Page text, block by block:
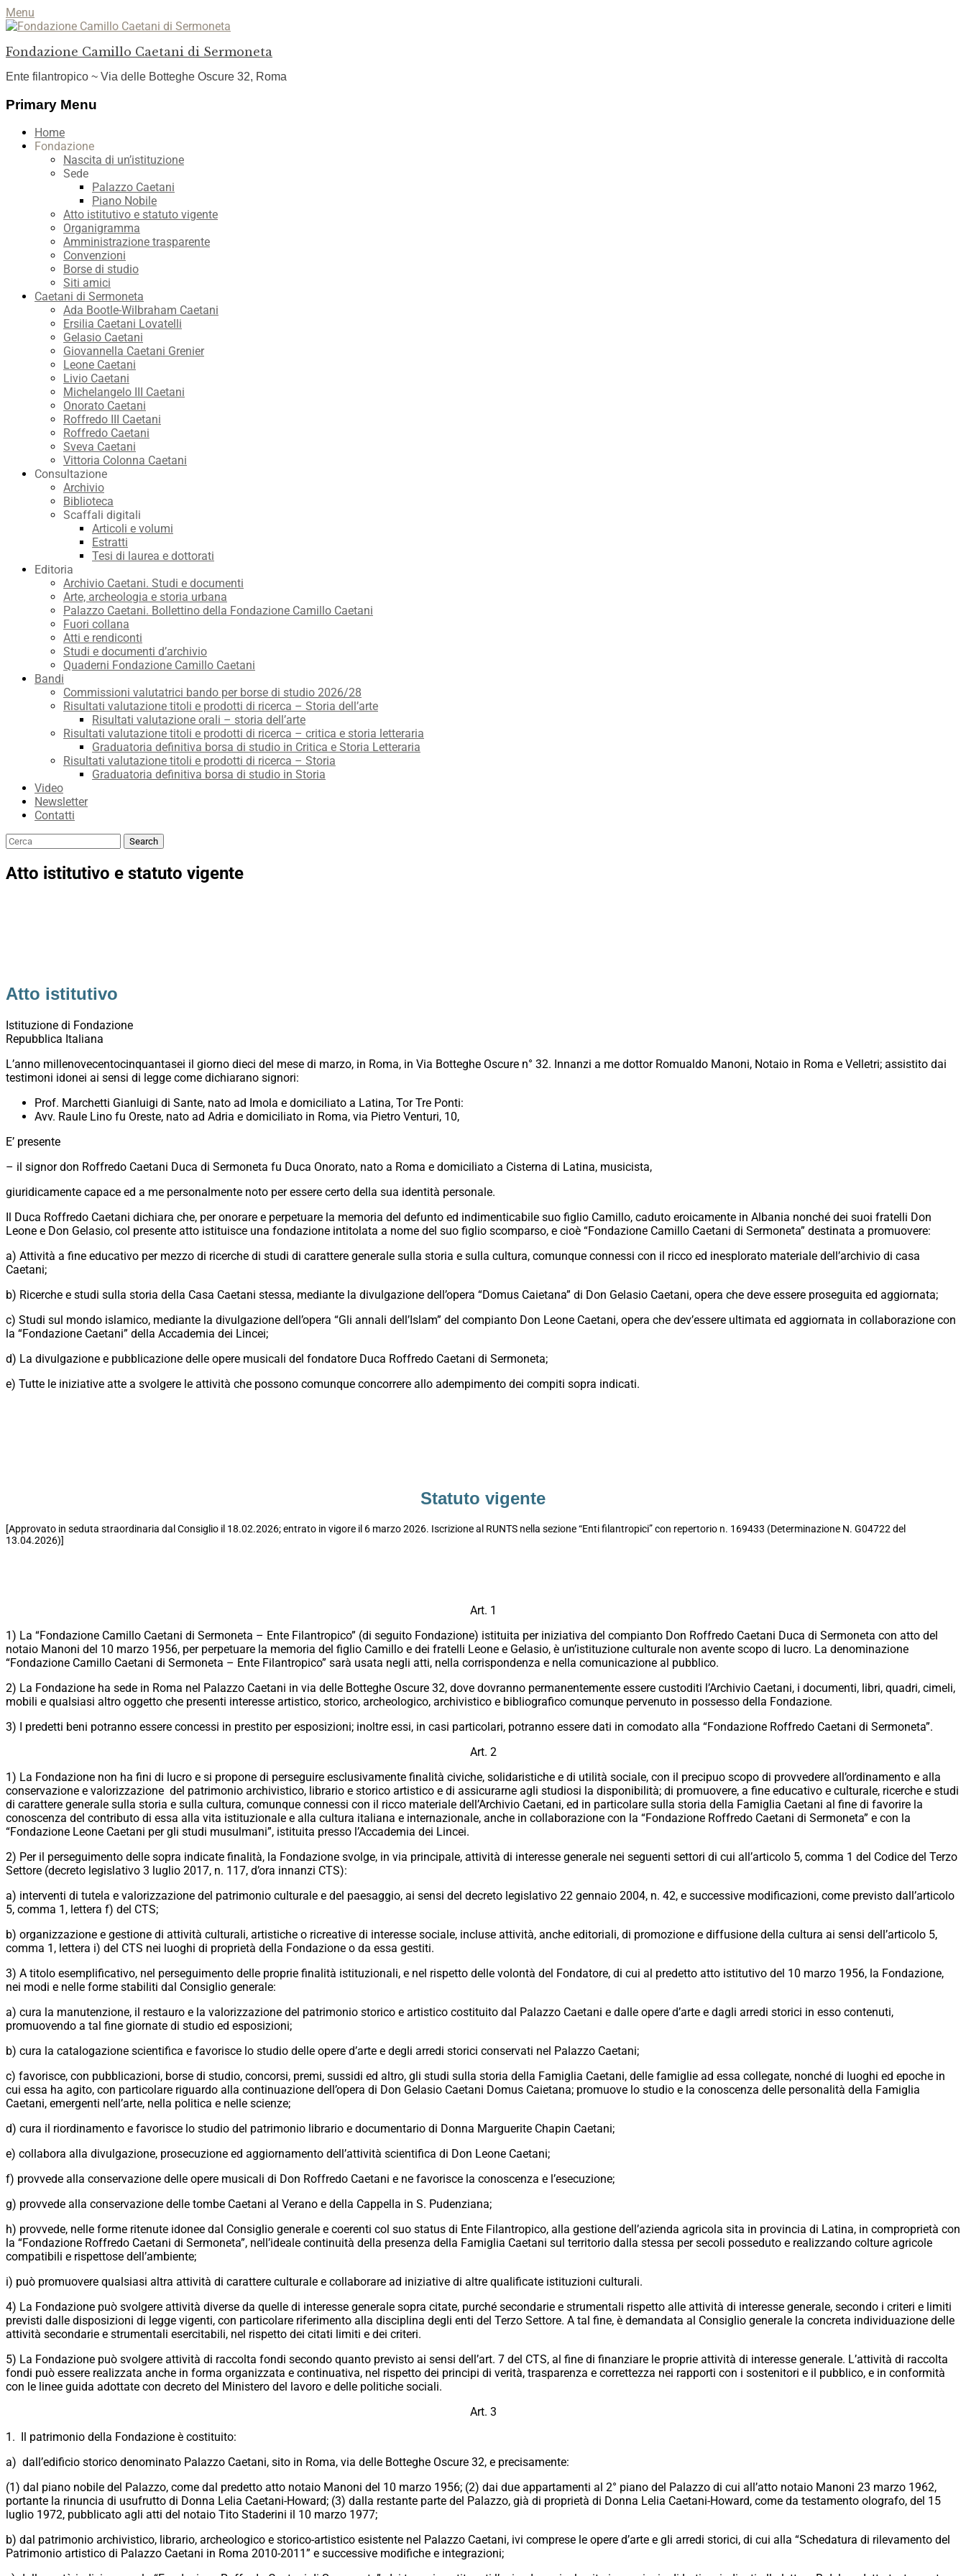
Menu
Fondazione Camillo Caetani di Sermoneta
Ente filantropico ~ Via delle Botteghe Oscure 32, Roma
Facebook
YouTube
Instagram
Primary Menu
Skip
Home
Fondazione
Nascita di un’istituzione
Sede
Palazzo Caetani
Piano Nobile
Atto istitutivo e statuto vigente
Organigramma
Amministrazione trasparente
Convenzioni
Borse di studio
Siti amici
Caetani di Sermoneta
Ada Bootle-Wilbraham Caetani
Ersilia Caetani Lovatelli
Gelasio Caetani
Giovannella Caetani Grenier
Leone Caetani
Livio Caetani
Michelangelo III Caetani
Onorato Caetani
Roffredo III Caetani
Roffredo Caetani
Sveva Caetani
Vittoria Colonna Caetani
Consultazione
Archivio
Biblioteca
Scaffali digitali
Articoli e volumi
Estratti
Tesi di laurea e dottorati
Editoria
Archivio Caetani. Studi e documenti
Arte, archeologia e storia urbana
Palazzo Caetani. Bollettino della Fondazione Camillo Caetani
Fuori collana
Atti e rendiconti
Studi e documenti d’archivio
Quaderni Fondazione Camillo Caetani
Bandi
Commissioni valutatrici bando per borse di studio 2026/28
Risultati valutazione titoli e prodotti di ricerca – Storia dell’arte
Risultati valutazione orali – storia dell’arte
Risultati valutazione titoli e prodotti di ricerca – critica e storia letteraria
Graduatoria definitiva borsa di studio in Critica e Storia Letteraria
Risultati valutazione titoli e prodotti di ricerca – Storia
Graduatoria definitiva borsa di studio in Storia
Video
Newsletter
Contatti
Search
Search
Atto istitutivo e statuto vigente
Atto istitutivo
Istituzione di Fondazione
Repubblica Italiana
L’anno millenovecentocinquantasei il giorno dieci del mese di marzo, in Roma, in Via Botteghe Oscure n° 32. Innanzi a me dottor Romualdo Manoni, Notaio in Roma e Velletri; assistito dai
testimoni idonei ai sensi di legge come dichiarano signori:
Prof. Marchetti Gianluigi di Sante, nato ad Imola e domiciliato a Latina, Tor Tre Ponti:
Avv. Raule Lino fu Oreste, nato ad Adria e domiciliato in Roma, via Pietro Venturi, 10,
E’ presente
– il signor don Roffredo Caetani Duca di Sermoneta fu Duca Onorato, nato a Roma e domiciliato a Cisterna di Latina, musicista,
giuridicamente capace ed a me personalmente noto per essere certo della sua identità personale.
Il Duca Roffredo Caetani dichiara che, per onorare e perpetuare la memoria del defunto ed indimenticabile suo figlio Camillo, caduto eroicamente in Albania nonché dei suoi fratelli Don
Leone e Don Gelasio, col presente atto istituisce una fondazione intitolata a nome del suo figlio scomparso, e cioè “Fondazione Camillo Caetani di Sermoneta” destinata a promuovere:
a) Attività a fine educativo per mezzo di ricerche di studi di carattere generale sulla storia e sulla cultura, comunque connessi con il ricco ed inesplorato materiale dell’archivio di casa
Caetani;
b) Ricerche e studi sulla storia della Casa Caetani stessa, mediante la divulgazione dell’opera “Domus Caietana” di Don Gelasio Caetani, opera che deve essere proseguita ed aggiornata;
c) Studi sul mondo islamico, mediante la divulgazione dell’opera “Gli annali dell’Islam” del compianto Don Leone Caetani, opera che dev’essere ultimata ed aggiornata in collaborazione con
la “Fondazione Caetani” della Accademia dei Lincei;
d) La divulgazione e pubblicazione delle opere musicali del fondatore Duca Roffredo Caetani di Sermoneta;
e) Tutte le iniziative atte a svolgere le attività che possono comunque concorrere allo adempimento dei compiti sopra indicati.
Statuto vigente
[Approvato in seduta straordinaria dal Consiglio il 18.02.2026; entrato in vigore il 6 marzo 2026. Iscrizione al RUNTS nella sezione “Enti filantropici” con repertorio n. 169433 (Determinazione N. G04722 del
13.04.2026)]
Art. 1
1) La “Fondazione Camillo Caetani di Sermoneta – Ente Filantropico” (di seguito Fondazione) istituita per iniziativa del compianto Don Roffredo Caetani Duca di Sermoneta con atto del
notaio Manoni del 10 marzo 1956, per perpetuare la memoria del figlio Camillo e dei fratelli Leone e Gelasio, è un’istituzione culturale non avente scopo di lucro. La denominazione
“Fondazione Camillo Caetani di Sermoneta – Ente Filantropico” sarà usata negli atti, nella corrispondenza e nella comunicazione al pubblico.
2) La Fondazione ha sede in Roma nel Palazzo Caetani in via delle Botteghe Oscure 32, dove dovranno permanentemente essere custoditi l’Archivio Caetani, i documenti, libri, quadri, cimeli,
mobili e qualsiasi altro oggetto che presenti interesse artistico, storico, archeologico, archivistico e bibliografico comunque pervenuto in possesso della Fondazione.
3) I predetti beni potranno essere concessi in prestito per esposizioni; inoltre essi, in casi particolari, potranno essere dati in comodato alla “Fondazione Roffredo Caetani di Sermoneta”.
Art. 2
1) La Fondazione non ha fini di lucro e si propone di perseguire esclusivamente finalità civiche, solidaristiche e di utilità sociale, con il precipuo scopo di provvedere all’ordinamento e alla
conservazione e valorizzazione del patrimonio archivistico, librario e storico artistico e di assicurarne agli studiosi la disponibilità; di promuovere, a fine educativo e culturale, ricerche e studi
di carattere generale sulla storia e sulla cultura, comunque connessi con il ricco materiale dell’Archivio Caetani, ed in particolare sulla storia della Famiglia Caetani al fine di favorire la
conoscenza del contributo di essa alla vita istituzionale e alla cultura italiana e internazionale, anche in collaborazione con la “Fondazione Roffredo Caetani di Sermoneta” e con la
“Fondazione Leone Caetani per gli studi musulmani”, istituita presso l’Accademia dei Lincei.
2) Per il perseguimento delle sopra indicate finalità, la Fondazione svolge, in via principale, attività di interesse generale nei seguenti settori di cui all’articolo 5, comma 1 del Codice del Terzo
Settore (decreto legislativo 3 luglio 2017, n. 117, d’ora innanzi CTS):
a) interventi di tutela e valorizzazione del patrimonio culturale e del paesaggio, ai sensi del decreto legislativo 22 gennaio 2004, n. 42, e successive modificazioni, come previsto dall’articolo
5, comma 1, lettera f) del CTS;
b) organizzazione e gestione di attività culturali, artistiche o ricreative di interesse sociale, incluse attività, anche editoriali, di promozione e diffusione della cultura ai sensi dell’articolo 5,
comma 1, lettera i) del CTS nei luoghi di proprietà della Fondazione o da essa gestiti.
3) A titolo esemplificativo, nel perseguimento delle proprie finalità istituzionali, e nel rispetto delle volontà del Fondatore, di cui al predetto atto istitutivo del 10 marzo 1956, la Fondazione,
nei modi e nelle forme stabiliti dal Consiglio generale:
a) cura la manutenzione, il restauro e la valorizzazione del patrimonio storico e artistico costituito dal Palazzo Caetani e dalle opere d’arte e dagli arredi storici in esso contenuti,
promuovendo a tal fine giornate di studio ed esposizioni;
b) cura la catalogazione scientifica e favorisce lo studio delle opere d’arte e degli arredi storici conservati nel Palazzo Caetani;
c) favorisce, con pubblicazioni, borse di studio, concorsi, premi, sussidi ed altro, gli studi sulla storia della Famiglia Caetani, delle famiglie ad essa collegate, nonché di luoghi ed epoche in
cui essa ha agito, con particolare riguardo alla continuazione dell’opera di Don Gelasio Caetani Domus Caietana; promuove lo studio e la conoscenza delle personalità della Famiglia
Caetani, emergenti nell’arte, nella politica e nelle scienze;
d) cura il riordinamento e favorisce lo studio del patrimonio librario e documentario di Donna Marguerite Chapin Caetani;
e) collabora alla divulgazione, prosecuzione ed aggiornamento dell’attività scientifica di Don Leone Caetani;
f) provvede alla conservazione delle opere musicali di Don Roffredo Caetani e ne favorisce la conoscenza e l’esecuzione;
g) provvede alla conservazione delle tombe Caetani al Verano e della Cappella in S. Pudenziana;
h) provvede, nelle forme ritenute idonee dal Consiglio generale e coerenti col suo status di Ente Filantropico, alla gestione dell’azienda agricola sita in provincia di Latina, in comproprietà con
la “Fondazione Roffredo Caetani di Sermoneta”, nell’ideale continuità della presenza della Famiglia Caetani sul territorio dalla stessa per secoli posseduto e realizzando colture agricole
compatibili e rispettose dell’ambiente;
i) può promuovere qualsiasi altra attività di carattere culturale e collaborare ad iniziative di altre qualificate istituzioni culturali.
4) La Fondazione può svolgere attività diverse da quelle di interesse generale sopra citate, purché secondarie e strumentali rispetto alle attività di interesse generale, secondo i criteri e limiti
previsti dalle disposizioni di legge vigenti, con particolare riferimento alla disciplina degli enti del Terzo Settore. A tal fine, è demandata al Consiglio generale la concreta individuazione delle
attività secondarie e strumentali esercitabili, nel rispetto dei citati limiti e dei criteri.
5) La Fondazione può svolgere attività di raccolta fondi secondo quanto previsto ai sensi dell’art. 7 del CTS, al fine di finanziare le proprie attività di interesse generale. L’attività di raccolta
fondi può essere realizzata anche in forma organizzata e continuativa, nel rispetto dei principi di verità, trasparenza e correttezza nei rapporti con i sostenitori e il pubblico, e in conformità
con le linee guida adottate con decreto del Ministero del lavoro e delle politiche sociali.
Art. 3
1. Il patrimonio della Fondazione è costituito:
a) dall’edificio storico denominato Palazzo Caetani, sito in Roma, via delle Botteghe Oscure 32, e precisamente:
(1) dal piano nobile del Palazzo, come dal predetto atto notaio Manoni del 10 marzo 1956; (2) dai due appartamenti al 2° piano del Palazzo di cui all’atto notaio Manoni 23 marzo 1962,
portante la rinuncia di usufrutto di Donna Lelia Caetani-Howard; (3) dalla restante parte del Palazzo, già di proprietà di Donna Lelia Caetani-Howard, come da testamento olografo, del 15
luglio 1972, pubblicato agli atti del notaio Tito Staderini il 10 marzo 1977;
b) dal patrimonio archivistico, librario, archeologico e storico-artistico esistente nel Palazzo Caetani, ivi comprese le opere d’arte e gli arredi storici, di cui alla “Schedatura di rilevamento del
Patrimonio artistico di Palazzo Caetani in Roma 2010-2011” e successive modifiche e integrazioni;